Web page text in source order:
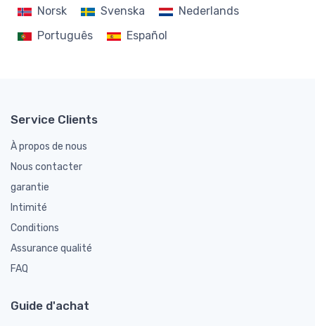
Norsk
Svenska
Nederlands
Português
Español
Service Clients
À propos de nous
Nous contacter
garantie
Intimité
Conditions
Assurance qualité
FAQ
Guide d'achat